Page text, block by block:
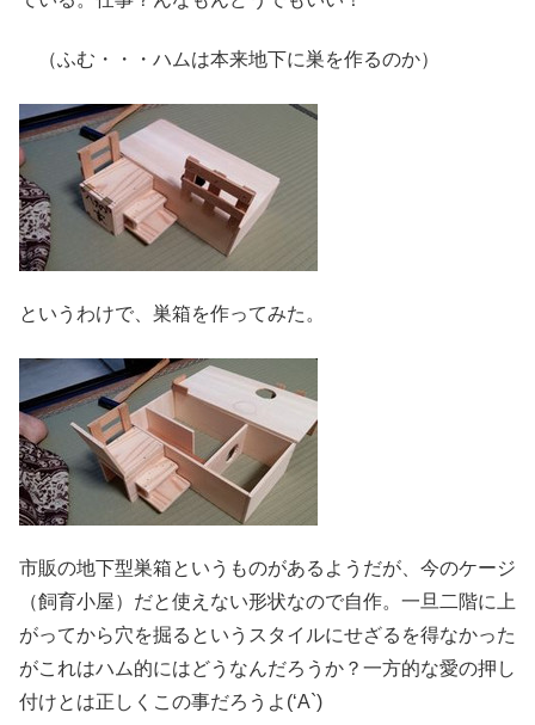
（ふむ・・・ハムは本来地下に巣を作るのか）
というわけで、巣箱を作ってみた。
市販の地下型巣箱というものがあるようだが、今のケージ
（飼育小屋）だと使えない形状なので自作。一旦二階に上
がってから穴を掘るというスタイルにせざるを得なかった
がこれはハム的にはどうなんだろうか？一方的な愛の押し
付けとは正しくこの事だろうよ(‘A`)